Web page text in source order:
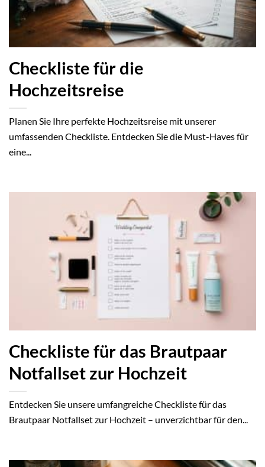
Checkliste für die
Hochzeitsreise
Planen Sie Ihre perfekte Hochzeitsreise mit unserer
umfassenden Checkliste. Entdecken Sie die Must-Haves für
eine...
Checkliste für das Brautpaar
Notfallset zur Hochzeit
Entdecken Sie unsere umfangreiche Checkliste für das
Brautpaar Notfallset zur Hochzeit – unverzichtbar für den...